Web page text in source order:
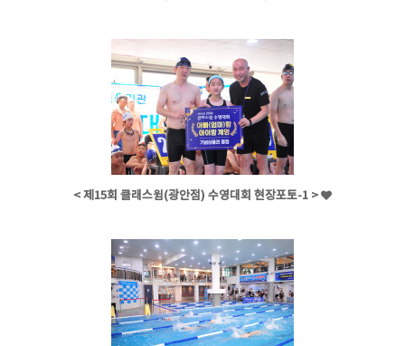
< 제15회 클래스윔(광안점) 수영대회 현장포토-1 >